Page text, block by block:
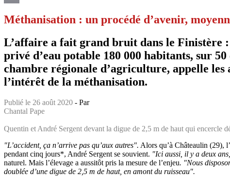
Méthanisation : un procédé d’avenir,
L’affaire a fait grand bruit dans le Finistère
privé d’eau potable 180 000 habitants, sur
chambre régionale d’agriculture, appelle
l’intérêt de la méthanisation.
Publié le 26 août 2020 - Par
Chantal Pape
Quentin et André Sergent devant la digue de 2,5 m de haut qui encercle
"L’accident, ça n’arrive pas qu’aux autres". Alors qu’à Châteaulin (29),
pendant cinq jours*, André Sergent se souvient. "Ici aussi, il y a deux
naturel. Mais l’élevage a aussitôt pris la mesure de l’enjeu. "Nous
doublée d’une digue de 2,5 m de haut, en amont du ruisseau".